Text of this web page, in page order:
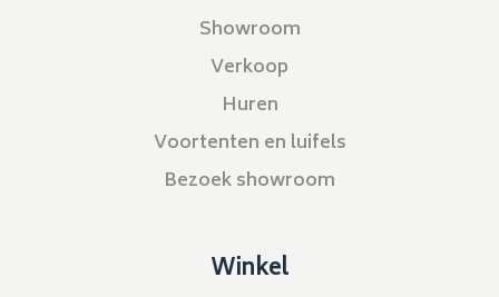
Showroom
Verkoop
Huren
Voortenten en luifels
Bezoek showroom
Winkel